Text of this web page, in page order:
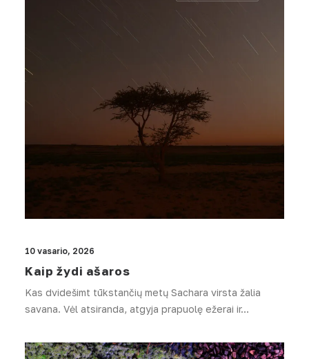
10 vasario, 2026
Kaip žydi ašaros
Kas dvidešimt tūkstančių metų Sachara virsta žalia
savana. Vėl atsiranda, atgyja prapuolę ežerai ir…